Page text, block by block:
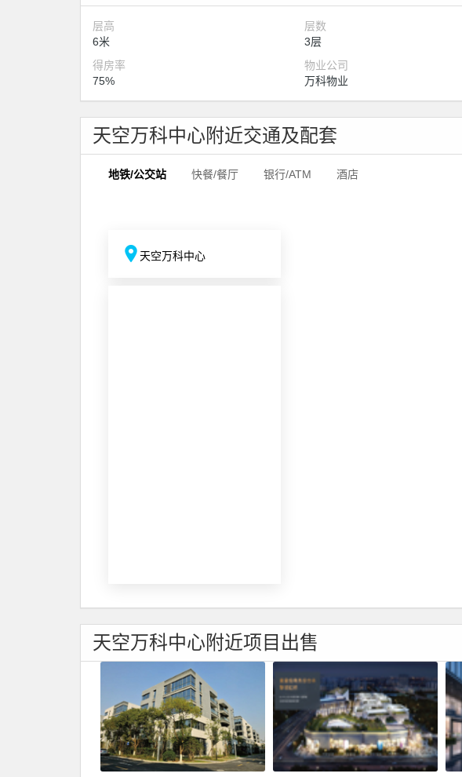
层高
6米
层数
3层
得房率
75%
物业公司
万科物业
天空万科中心附近交通及配套
地铁/公交站 快餐/餐厅 银行/ATM 酒店
天空万科中心
天空万科中心附近项目出售